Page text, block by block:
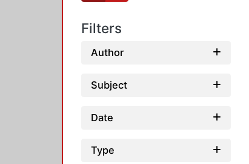
Filters
Author
Subject
Date
Type